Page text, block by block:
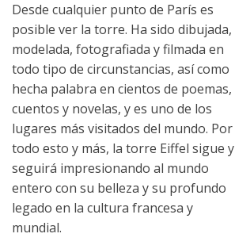
Desde cualquier punto de París es
posible ver la torre. Ha sido dibujada,
modelada, fotografiada y filmada en
todo tipo de circunstancias, así como
hecha palabra en cientos de poemas,
cuentos y novelas, y es uno de los
lugares más visitados del mundo. Por
todo esto y más, la torre Eiffel sigue y
seguirá impresionando al mundo
entero con su belleza y su profundo
legado en la cultura francesa y
mundial.